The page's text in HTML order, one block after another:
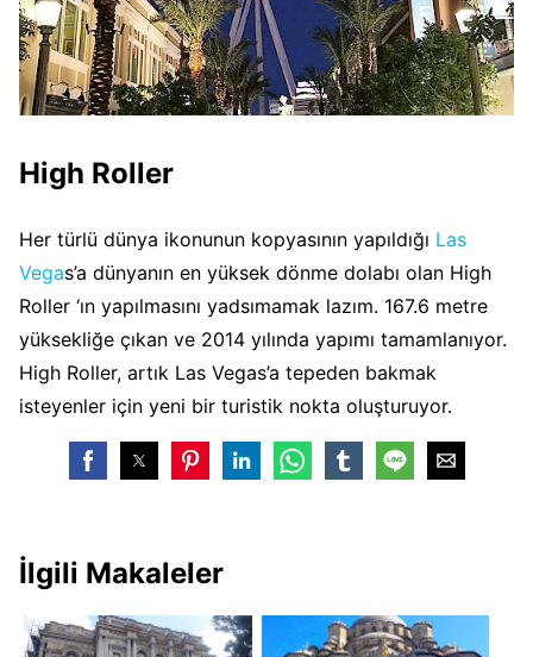
High Roller
Her türlü dünya ikonunun kopyasının yapıldığı Las
Vegas’a dünyanın en yüksek dönme dolabı olan High
Roller ‘ın yapılmasını yadsımamak lazım. 167.6 metre
yüksekliğe çıkan ve 2014 yılında yapımı tamamlanıyor.
High Roller, artık Las Vegas’a tepeden bakmak
isteyenler için yeni bir turistik nokta oluşturuyor.
İlgili Makaleler